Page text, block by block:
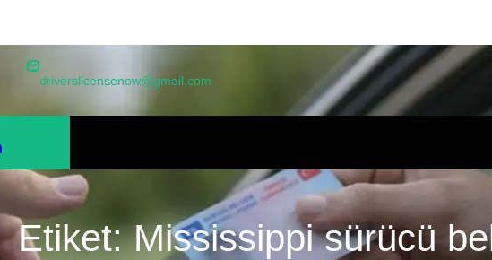
driverslicensenow@gmail.com
Etiket:Mississippi sürücü